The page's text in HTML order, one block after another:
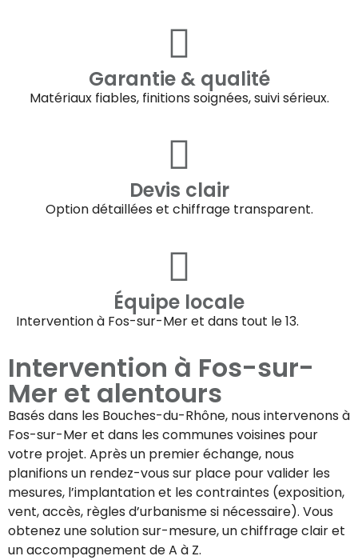
Garantie & qualité
Matériaux fiables, finitions soignées, suivi sérieux.
Devis clair
Option détaillées et chiffrage transparent.
Équipe locale
Intervention à Fos-sur-Meret dans tout le 13.
Intervention à Fos-sur-
Mer et alentours
Basés dans les Bouches-du-Rhône, nous intervenons à
Fos-sur-Meret dans les communes voisines pour
votre projet. Après un premier échange, nous
planifions un rendez-vous sur place pour valider les
mesures, l’implantation et les contraintes (exposition,
vent, accès, règles d’urbanisme si nécessaire). Vous
obtenez une solution sur-mesure, un chiffrage clair et
un accompagnement de A à Z.